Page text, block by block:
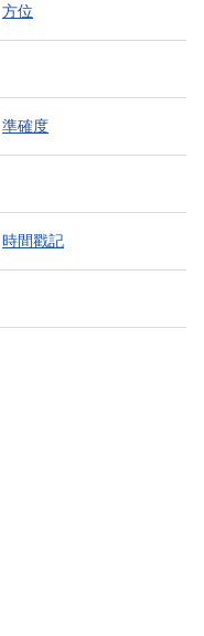
方位
準確度
時間戳記